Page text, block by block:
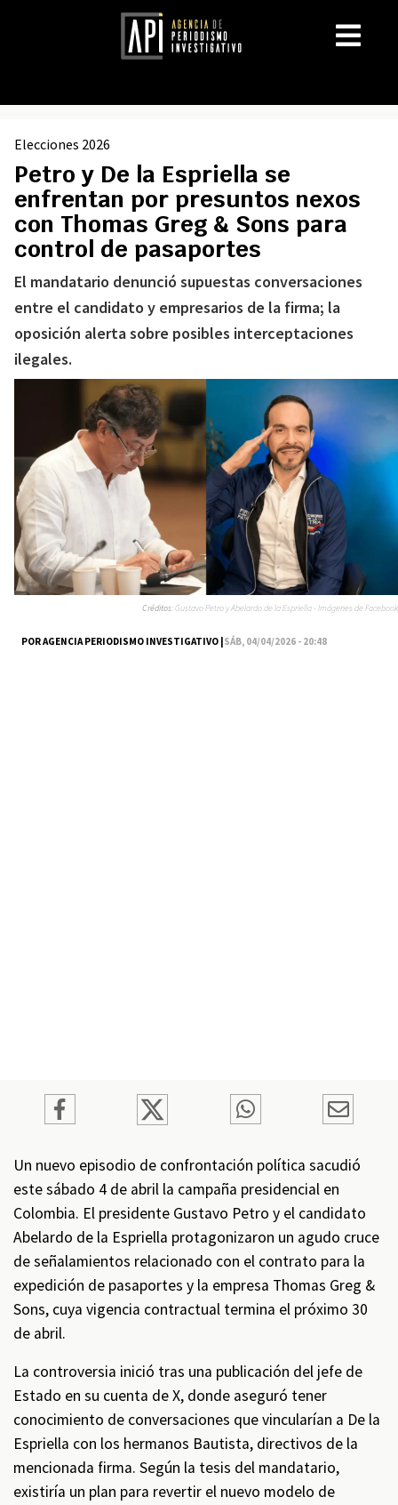
Elecciones 2026
Petro y De la Espriella se
enfrentan por presuntos nexos
con Thomas Greg & Sons para
control de pasaportes
El mandatario denunció supuestas conversaciones
entre el candidato y empresarios de la firma; la
oposición alerta sobre posibles interceptaciones
ilegales.
POR AGENCIA PERIODISMO INVESTIGATIVO |SÁB, 04/04/2026 - 20:48
Créditos:Gustavo Petro y Abelardo de la Espriella - Imágenes de Facebook
Un nuevo episodio de confrontación política sacudió
este sábado 4 de abril la campaña presidencial en
Colombia. El presidente Gustavo Petro y el candidato
Abelardo de la Espriella protagonizaron un agudo cruce
de señalamientos relacionado con el contrato para la
expedición de pasaportes y la empresa Thomas Greg &
Sons, cuya vigencia contractual termina el próximo 30
de abril.
La controversia inició tras una publicación del jefe de
Estado en su cuenta de X, donde aseguró tener
conocimiento de conversaciones que vincularían a De la
Espriella con los hermanos Bautista, directivos de la
mencionada firma. Según la tesis del mandatario,
existiría un plan para revertir el nuevo modelo de